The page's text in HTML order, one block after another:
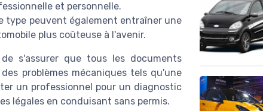
et personnelle.
type peuvent également entraîner une
plus coûteuse à l'avenir.
s'assurer que tous les documents
problèmes mécaniques tels qu'une
un professionnel pour un diagnostic
légales en conduisant sans permis.